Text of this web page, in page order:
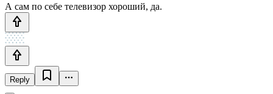
А сам по себе телевизор хороший, да.
Reply